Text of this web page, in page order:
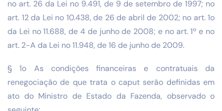
no art. 26 da Lei no 9.491, de 9 de setembro de 1997; no
art. 12 da Lei no 10.438, de 26 de abril de 2002; no art. 1o
da Lei no 11.688, de 4 de junho de 2008; e no art. 1º e no
art. 2-A da Lei no 11.948, de 16 de junho de 2009.
§ 1o As condições financeiras e contratuais da
renegociação de que trata o caput serão definidas em
ato do Ministro de Estado da Fazenda, observado o